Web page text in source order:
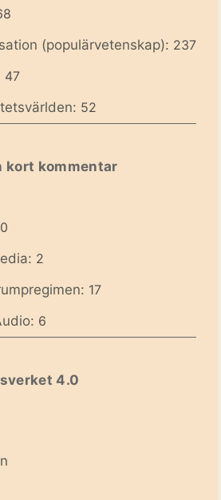
(populärvetenskap): 237
47
52
kort kommentar
2
17
6
4.0